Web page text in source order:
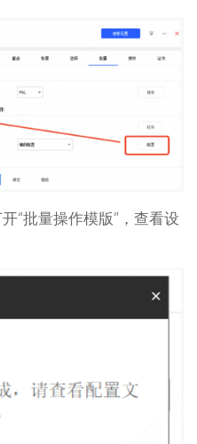
“批量操作模版”，查看设